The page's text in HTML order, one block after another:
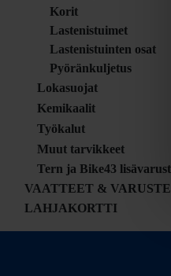
Korit
Lastenistuimet
Lastenistuinten osat
Pyöränkuljetus
Lokasuojat
Kemikaalit
Työkalut
Muut tarvikkeet
Tern ja Bike43
VAATTEET &
LAHJAKORTTI